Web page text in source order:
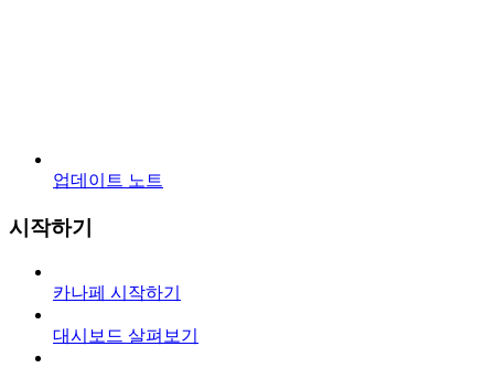
업데이트 노트
시작하기
카나페 시작하기
대시보드 살펴보기